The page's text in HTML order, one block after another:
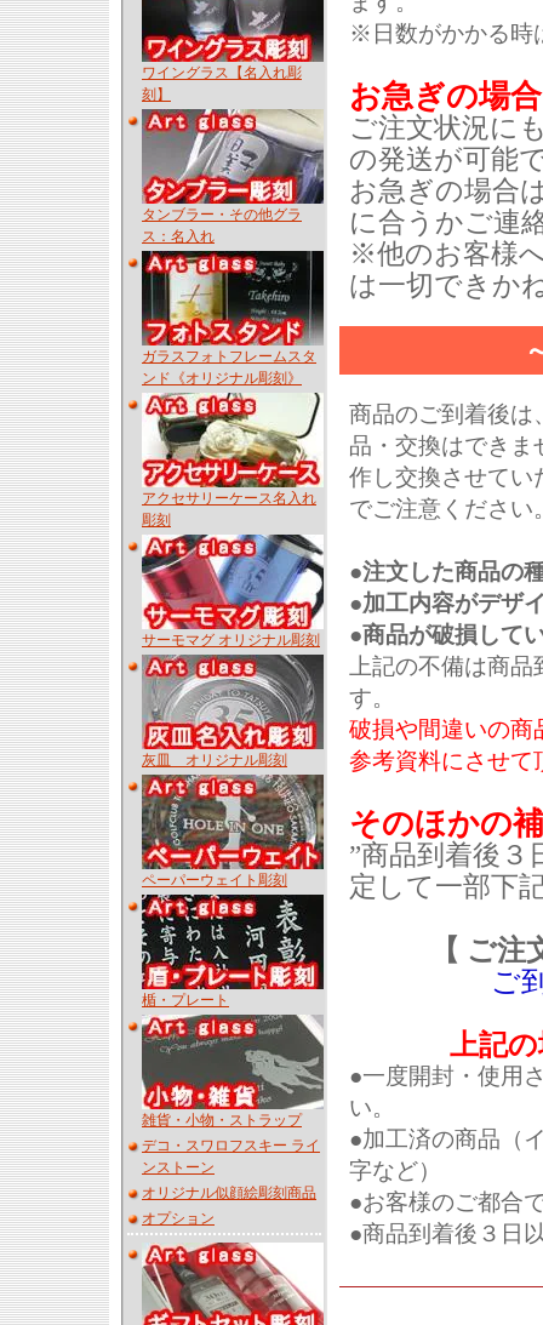
ワイングラス【名入れ彫
刻】
タンブラー・その他グラ
ス：名入れ
ガラスフォトフレームスタ
ンド《オリジナル彫刻》
アクセサリーケース名入れ
彫刻
サーモマグ オリジナル彫刻
灰皿 オリジナル彫刻
ペーパーウェイト彫刻
楯・プレート
雑貨・小物・ストラップ
デコ・スワロフスキー ライ
ンストーン
オリジナル似顔絵彫刻商品
オプション
※日数がかかる時
お急ぎの場合
ご注文状況に
の発送が可能
お急ぎの場合
に合うかご連
※他のお客様
は一切できか
商品のご到着後は
品・交換はできま
作し交換させてい
でご注意ください
●注文した商品の
●加工内容がデザ
●商品が破損して
上記の不備は商
す。
破損や間違いの商
参考資料にさせて
そのほかの
”商品到着後
定して一部下
【 ご
ご
上記
●一度開封・使用
い。
●加工済の商品（
字など）
●お客様のご都合
●商品到着後３日